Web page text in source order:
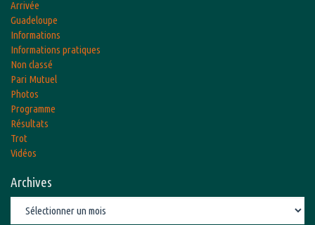
Arrivée
Guadeloupe
Informations
Informations pratiques
Non classé
Pari Mutuel
Photos
Programme
Résultats
Trot
Vidéos
Archives